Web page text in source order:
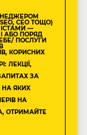
CEO ТОЩО)
—
АБО ПОРЯД
ПОСЛУГИ
КОРИСНИХ
ЛЕКЦІЇ,
ЗА
НА ЯКИХ
НА
ОТРИМАЙТЕ